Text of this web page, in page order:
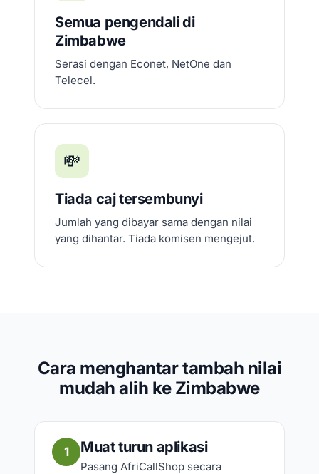
Semua pengendali di
Zimbabwe
Serasi dengan Econet, NetOne dan
Telecel.
💸
Tiada caj tersembunyi
Jumlah yang dibayar sama dengan nilai
yang dihantar. Tiada komisen mengejut.
Cara menghantar tambah nilai
mudah alih ke Zimbabwe
1 Muat turun aplikasi
Pasang AfriCallShop secara